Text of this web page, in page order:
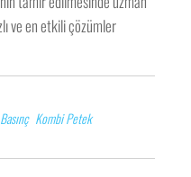
ve en etkili çözümler
Kombi Petek